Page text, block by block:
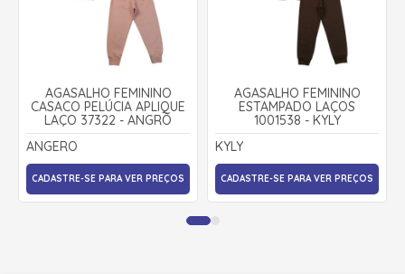
AGASALHO FEMININO
CASACO PELÚCIA APLIQUE
LAÇO 37322 - ANGRÔ
ANGERO
CADASTRE-SE PARA VER PREÇOS
AGASALHO FEMININO
ESTAMPADO LAÇOS
1001538 - KYLY
KYLY
CADASTRE-SE PARA VER PREÇOS